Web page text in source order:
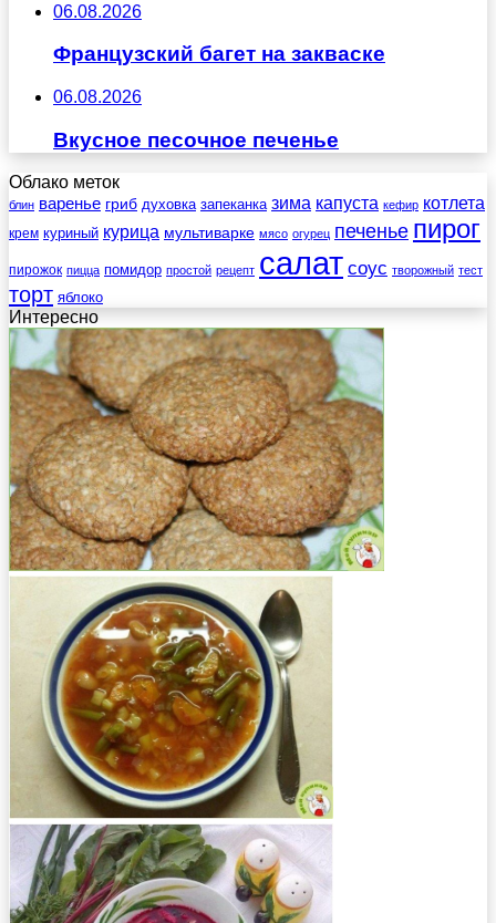
06.08.2026
Французский багет на закваске
06.08.2026
Вкусное песочное печенье
Облако меток
блин варенье гриб духовка запеканка зима капуста кефир котлета
крем куриный курица мультиварке мясо огурец печенье пирог
пирожок пицца помидор простой рецепт салат соус творожный тест
торт яблоко
Интересно